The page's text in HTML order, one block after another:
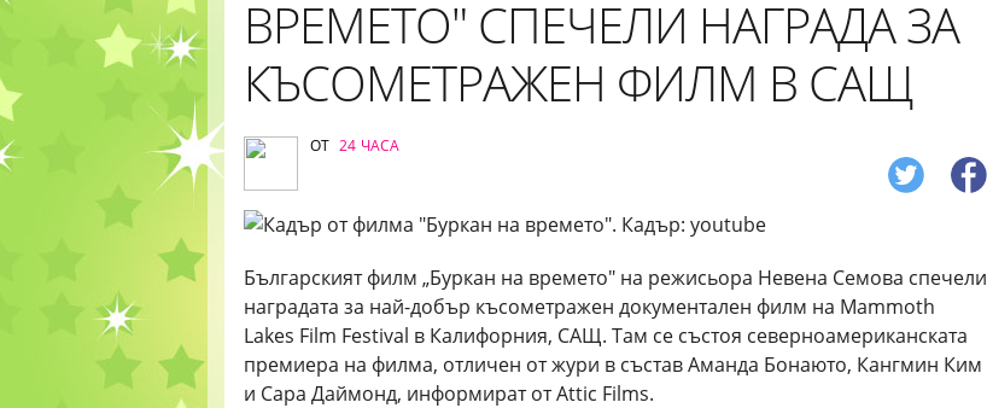
ВРЕМЕТО" СПЕЧЕЛИ НАГРАДА ЗА
КЪСОМЕТРАЖЕН ФИЛМ В САЩ
ОТ 24 ЧАСА
Българският филм „Буркан на времето" на режисьора Невена Семова спечели
наградата за най-добър късометражен документален филм на Mammoth
Lakes Film Festival в Калифорния, САЩ. Там се състоя северноамериканската
премиера на филма, отличен от жури в състав Аманда Бонаюто, Кангмин Ким
и Сара Даймонд, информират от Attic Films.